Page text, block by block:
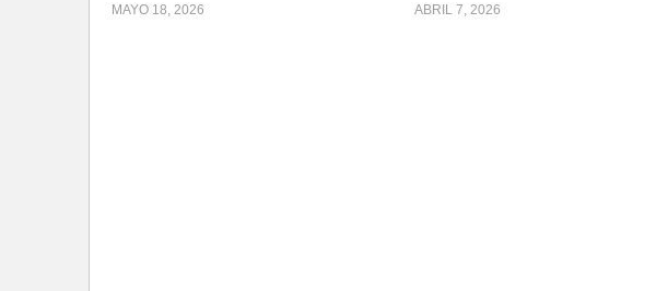
MAYO 18, 2026 ABRIL 7, 2026